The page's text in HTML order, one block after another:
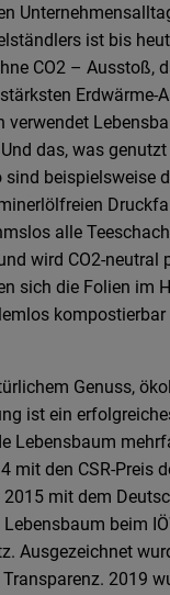
ist bis
CO2 – Ausstoß,
Erdwärme-
verwendet
das, was
sind beispielsweise
alle
wird CO2-neutral
sich die Folien im
Genuss,
ist ein
Lebensbaum
mit den CSR-Preis
mit dem
beim
Ausgezeichnet
2019